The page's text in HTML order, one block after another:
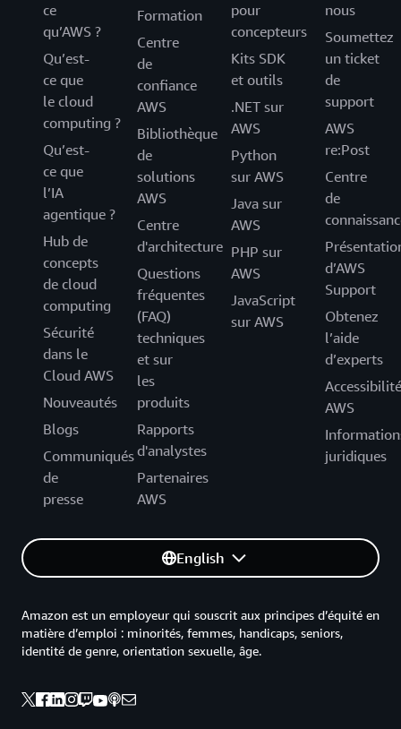
ce
qu’AWS ?
Qu’est-
ce que
le cloud
computing ?
Qu’est-
ce que
l’IA
agentique ?
Hub de
concepts
de cloud
computing
Sécurité
dans le
Cloud AWS
Nouveautés
Blogs
Communiqués
de
presse
Formation
Centre
de
confiance
AWS
Bibliothèque
de
solutions
AWS
Centre
d'architecture
Questions
fréquentes
(FAQ)
techniques
et sur
les
produits
Rapports
d'analystes
Partenaires
AWS
pour
concepteurs
Kits SDK
et outils
.NET sur
AWS
Python
sur AWS
Java sur
AWS
PHP sur
AWS
JavaScript
sur AWS
nous
Soumettez
un ticket
de
support
AWS
re:Post
Centre
de
d’AWS
Support
Obtenez
l’aide
d’experts
Accessibilité
AWS
juridiques
English
Amazon est un employeur qui souscrit aux principes d’équité en
matière d’emploi : minorités, femmes, handicaps, seniors,
identité de genre, orientation sexuelle, âge.